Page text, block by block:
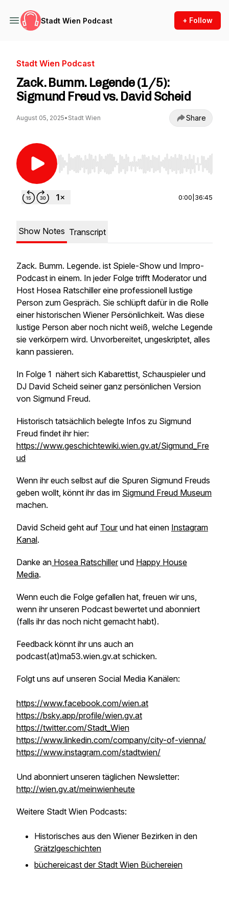
Stadt Wien Podcast + Follow
Stadt Wien Podcast
Zack. Bumm. Legende (1/5):
Sigmund Freud vs. David Scheid
August 05, 2025• Stadt Wien Share
Use Left/Right to seek, Home/End to jump to
0:00 36:45
Show Notes Transcript
Zack. Bumm. Legende. ist Spiele-Show und Impro-
Podcast in einem. In jeder Folge trifft Moderator und
Host Hosea Ratschiller eine professionell lustige
Person zum Gespräch. Sie schlüpft dafür in die Rolle
einer historischen Wiener Persönlichkeit. Was diese
lustige Person aber noch nicht weiß, welche Legende
sie verkörpern wird. Unvorbereitet, ungeskriptet, alles
kann passieren.
In Folge 1 nähert sich Kabarettist, Schauspieler und
DJ David Scheid seiner ganz persönlichen Version
von Sigmund Freud.
Historisch tatsächlich belegte Infos zu Sigmund
Freud findet ihr hier:
https://www.geschichtewiki.wien.gv.at/Sigmund_Fre
ud
Wenn ihr euch selbst auf die Spuren Sigmund Freuds
geben wollt, könnt ihr das im Sigmund Freud Museum
machen.
David Scheid geht auf Tourund hat einen Instagram
Kanal.
Danke an Hosea Ratschillerund Happy House
Media.
Wenn euch die Folge gefallen hat, freuen wir uns,
wenn ihr unseren Podcast bewertet und abonniert
(falls ihr das noch nicht gemacht habt).
Feedback könnt ihr uns auch an
podcast(at)ma53.wien.gv.at schicken.
Folgt uns auf unseren Social Media Kanälen:
https://www.facebook.com/wien.at
https://bsky.app/profile/wien.gv.at
https://twitter.com/Stadt_Wien
https://www.linkedin.com/company/city-of-vienna/
https://www.instagram.com/stadtwien/
Und abonniert unseren täglichen Newsletter:
http://wien.gv.at/meinwienheute
Weitere Stadt Wien Podcasts:
Historisches aus den Wiener Bezirken in den
Grätzlgeschichten
büchereicast der Stadt Wien Büchereien